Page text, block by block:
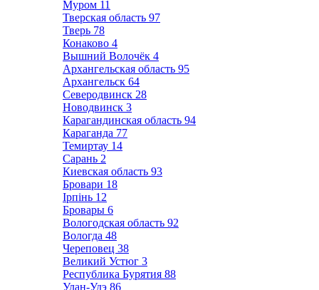
Муром 11
Тверская область 97
Тверь 78
Конаково 4
Вышний Волочёк 4
Архангельская область 95
Архангельск 64
Северодвинск 28
Новодвинск 3
Карагандинская область 94
Караганда 77
Темиртау 14
Сарань 2
Киевская область 93
Бровари 18
Ірпінь 12
Бровары 6
Вологодская область 92
Вологда 48
Череповец 38
Великий Устюг 3
Республика Бурятия 88
Улан-Удэ 86